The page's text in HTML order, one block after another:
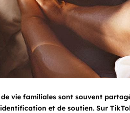
vie familiales sont souvent
et de soutien. Sur